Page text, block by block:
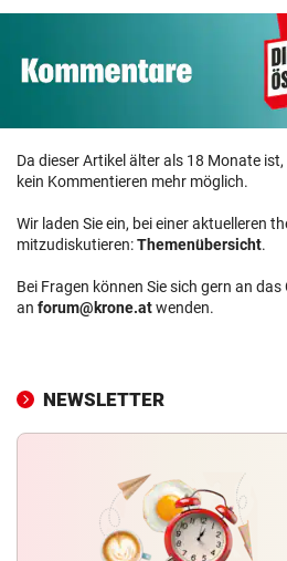
Da dieser Artikel älter als 18 Monate
kein Kommentieren mehr möglich.
Wir laden Sie ein, bei einer aktuelleren
mitzudiskutieren:Themenübersicht.
Bei Fragen können Sie sich gern an
an forum@krone.atwenden.
NEWSLETTER